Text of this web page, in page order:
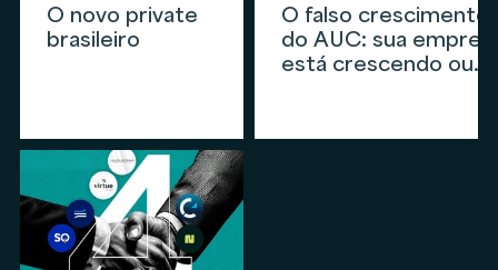
O novo private
brasileiro
O falso crescimento
do AUC: sua
está crescendo ou
mercado?